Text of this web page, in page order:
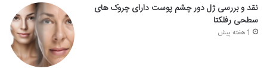
نقد و بررسی ژل دور چشم پوست دارای چروک های
سطحی رفلکتا
1 هفته پیش